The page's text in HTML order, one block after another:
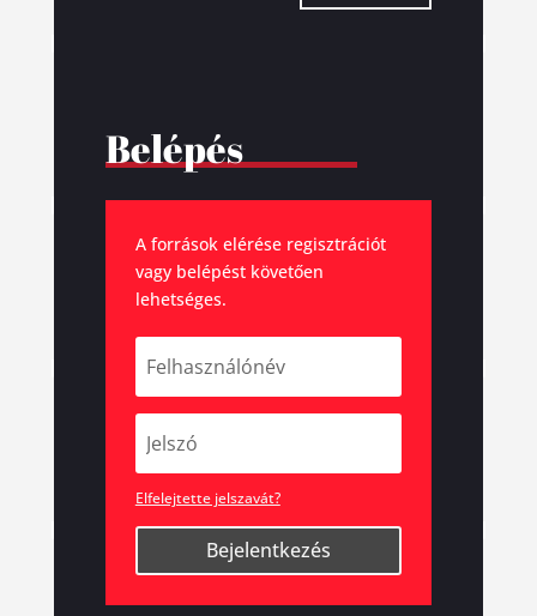
Belépés
A források elérése regisztrációt
vagy belépést követően
lehetséges.
Elfelejtette jelszavát?
Bejelentkezés